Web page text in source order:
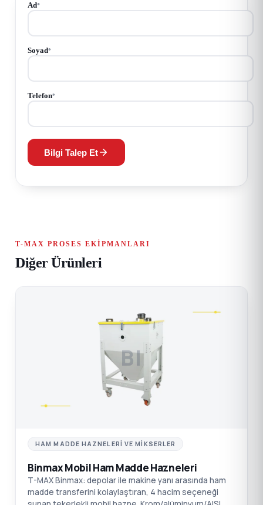
Ad*
Soyad*
Telefon*
Bilgi Talep Et
T-MAX PROSES EKIPMANLARI
Diğer Ürünleri
BI
HAM MADDE HAZNELERI VE MIKSERLER
Binmax Mobil Ham Madde Hazneleri
T-MAX Binmax: depolar ile makine yanı arasında ham
madde transferini kolaylaştıran, 4 hacim seçeneği